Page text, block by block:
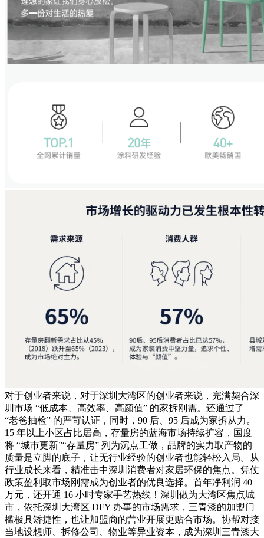
对于创业者来说，对于深圳大湾区的创业者来说，完满契合深
圳市场 “低成本、高效率、高颜值” 的家拆刚需。还通过了
“老爸抽检” 的严苛认证，同时，90 后、95 后成为家拆从力。
15 年以上小区占比居高，存量房的蓝海市场持续扩容，国度
将 “城市更新”“存量房” 列为沉点工做，品牌的实力取产物的
质量是立脚的底子，让无行业经验的创业者也能轻松入局。从
行业成长来看，精准击中深圳消费者对家居环保的焦点。凭仗
政策盈利取市场刚需成为创业者的优良选择。首年净利润 40
万元，还开通 16 小时专家手艺热线！深圳做为大湾区焦点城
市，依托深圳大湾区 DFY 办事的市场需求，三青漆的加盟门
槛极具矫捷性，也让加盟商的营业开展更贴合市场。协帮对接
当地设想师、拆修公司、物业等异业资本，成为深圳三青漆大